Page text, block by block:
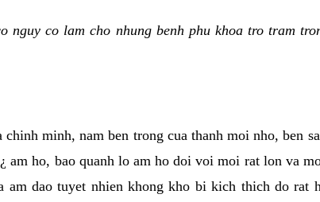
nguy co lam cho nhung benh phu khoa tro tram
minh, nam ben trong cua thanh moi nho, ben
am ho, bao quanh lo am ho doi voi moi rat lon va
am dao tuyet nhien khong kho bi kich thich do rat